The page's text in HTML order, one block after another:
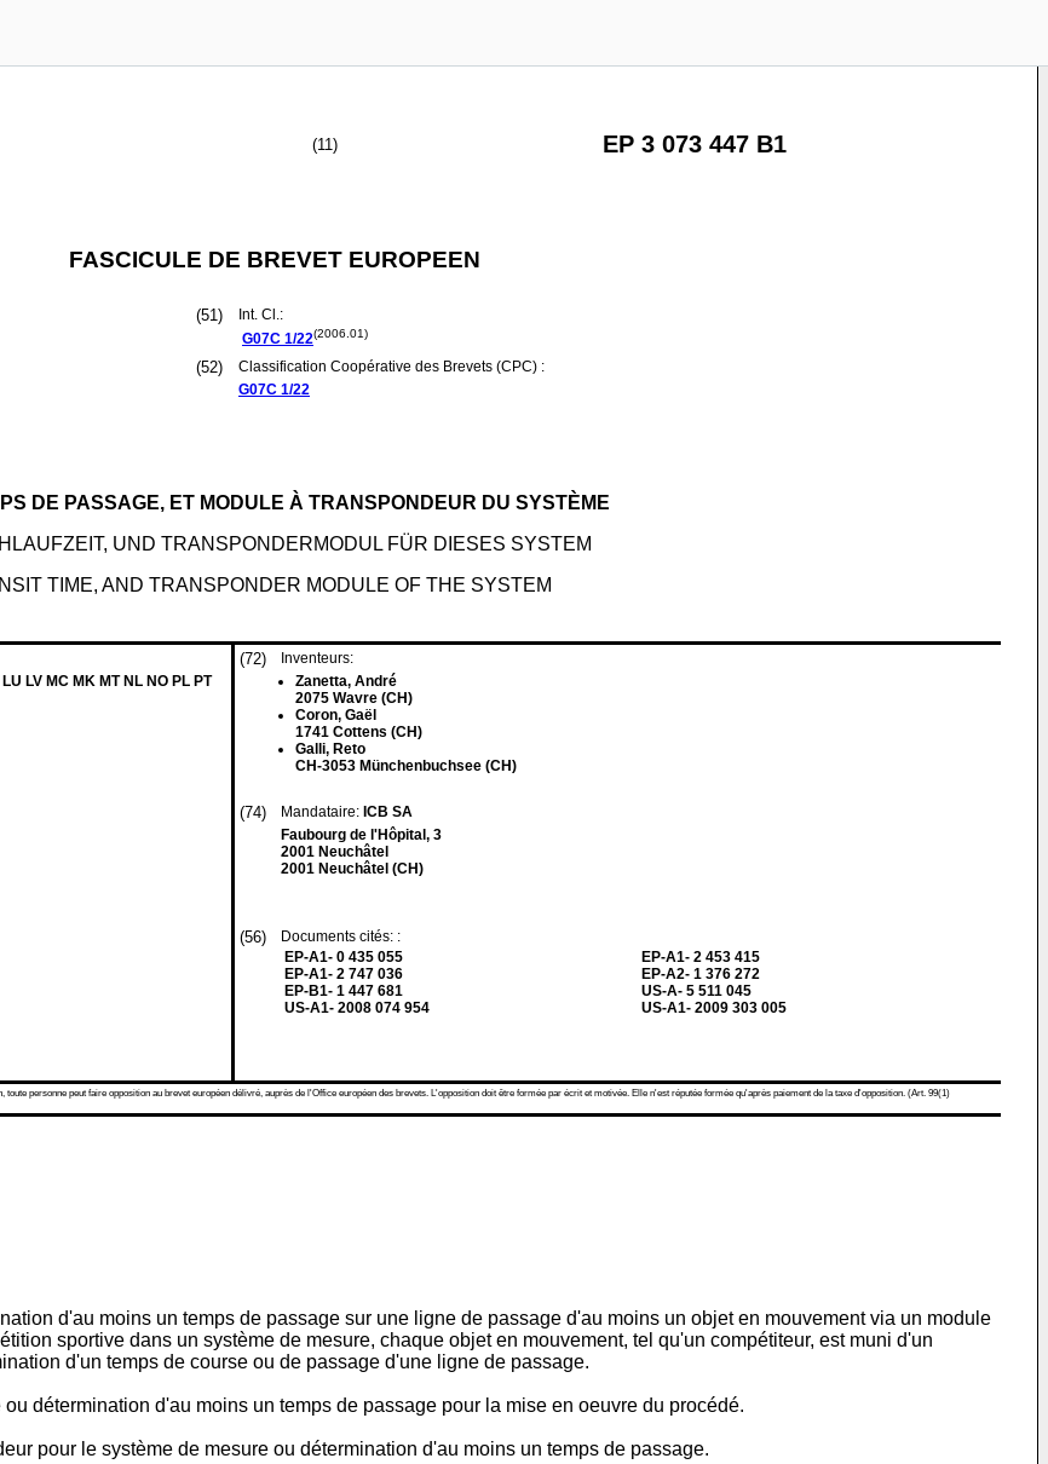
(11) EP 3 073 447 B1
FASCICULE DE BREVET EUROPEEN
(51)
Int. Cl.:
G07C 1/22(2006.01)
(52)
Classification Coopérative des Brevets (CPC) :
G07C 1/22
DE PASSAGE, ET MODULE À TRANSPONDEUR DU SYSTÈME
UND TRANSPONDERMODUL FÜR DIESES SYSTEM
TIME, AND TRANSPONDER MODULE OF THE SYSTEM
LV MC MK MT NL NO PL PT
(72)
Inventeurs:
Zanetta, André
2075 Wavre (CH)
Coron, Gaël
1741 Cottens (CH)
Galli, Reto
CH-3053 Münchenbuchsee (CH)
(74) Mandataire: ICB SA
Faubourg de l'Hôpital, 3
2001 Neuchâtel
2001 Neuchâtel (CH)
(56)
Documents cités: :
EP-A1- 0 435 055
EP-A1- 2 747 036
EP-B1- 1 447 681
US-A1- 2008 074 954
EP-A1- 2 453 415
EP-A2- 1 376 272
US-A- 5 511 045
US-A1- 2009 303 005
personne peut faire opposition au brevet européen délivré, auprès de l'Office européen des brevets. L'opposition doit être formée par écrit et motivée. Elle n'est réputée formée qu'après paiement de la taxe d'opposition. (Art. 99(1)
d'au moins un temps de passage sur une ligne de passage d'au moins un objet en mouvement via un module
sportive dans un système de mesure, chaque objet en mouvement, tel qu'un compétiteur, est muni d'un
d'un temps de course ou de passage d'une ligne de passage.
détermination d'au moins un temps de passage pour la mise en oeuvre du procédé.
pour le système de mesure ou détermination d'au moins un temps de passage.